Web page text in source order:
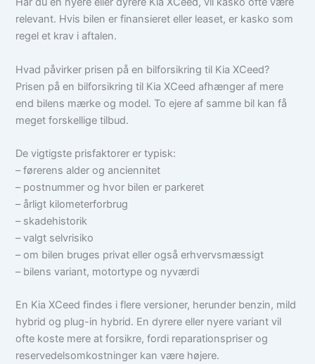
relevant. Hvis bilen er finansieret eller leaset, er kasko som
regel et krav i aftalen.
Hvad påvirker prisen på en bilforsikring til Kia XCeed?
Prisen på en bilforsikring til Kia XCeed afhænger af mere
end bilens mærke og model. To ejere af samme bil kan få
meget forskellige tilbud.
De vigtigste prisfaktorer er typisk:
– førerens alder og anciennitet
– postnummer og hvor bilen er parkeret
– årligt kilometerforbrug
– skadehistorik
– valgt selvrisiko
– om bilen bruges privat eller også erhvervsmæssigt
– bilens variant, motortype og nyværdi
En Kia XCeed findes i flere versioner, herunder benzin, mild
hybrid og plug-in hybrid. En dyrere eller nyere variant vil
ofte koste mere at forsikre, fordi reparationspriser og
reservedelsomkostninger kan være højere.